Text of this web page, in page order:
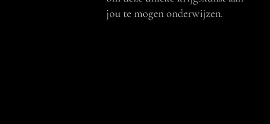
jou te mogen onderwijzen.